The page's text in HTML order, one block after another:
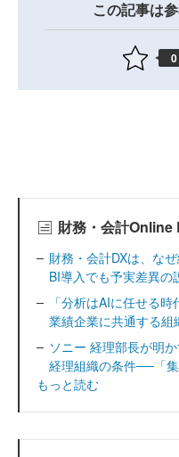
この記事は
0
財務・会計
財務・会計DXは、な
BI導入でも予実差異
「分析はAIに任せる
業績企業に共通する組
ソニー 経理部長が明
経理組織の条件──「
もっと読む